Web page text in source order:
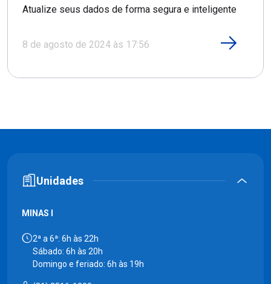
Atualize seus dados de forma segura e inteligente
8 de agosto de 2024 às 17:56
Unidades
MINAS I
2ª a 6ª: 6h às 22h
Sábado: 6h às 20h
Domingo e feriado: 6h às 19h